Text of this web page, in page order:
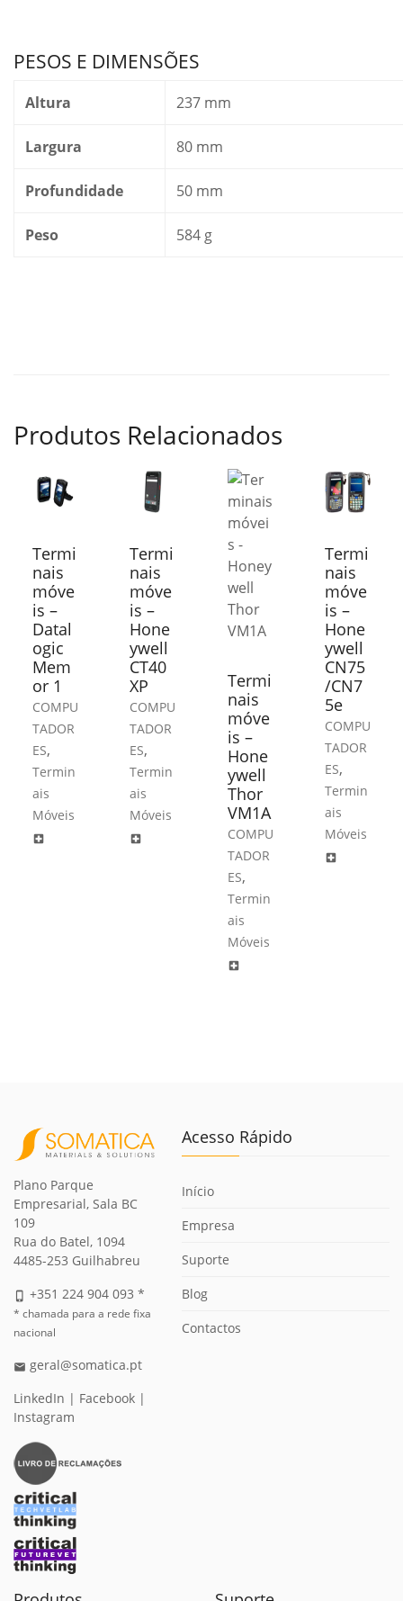
PESOS E DIMENSÕES
Altura 237 mm
Largura 80 mm
Profundidade 50 mm
Peso 584 g
Produtos Relacionados
Termi
nais
móve
is –
Datal
ogic
Mem
or 1
COMPU
TADOR
ES,
Termin
ais
Móveis
local_hospital
Termi
nais
móve
is –
Hone
ywell
CT40
XP
COMPU
TADOR
ES,
Termin
ais
Móveis
local_hospital
Termi
nais
móve
is –
Hone
ywell
Thor
VM1A
COMPU
TADOR
ES,
Termin
ais
Móveis
local_hospital
Termi
nais
móve
is –
Hone
ywell
CN75
/CN7
5e
COMPU
TADOR
ES,
Termin
ais
Móveis
local_hospital
Plano Parque
Empresarial, Sala BC
109
Rua do Batel, 1094
4485-253 Guilhabreu
phone_iphone +351 224 904 093 *
* chamada para a rede fixa
nacional
email geral@somatica.pt
LinkedIn | Facebook |
Instagram
Acesso Rápido
Início
Empresa
Suporte
Blog
Contactos